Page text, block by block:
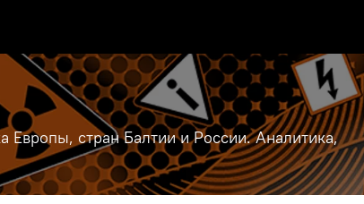
Европы, стран Балтии и России. Аналитика,